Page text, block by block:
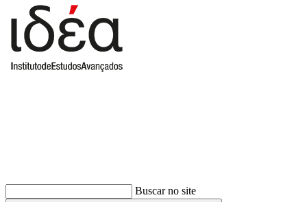
Buscar no site